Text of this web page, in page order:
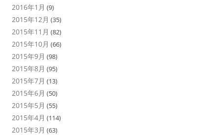
2016年1月 (9)
2015年12月 (35)
2015年11月 (82)
2015年10月 (66)
2015年9月 (98)
2015年8月 (95)
2015年7月 (13)
2015年6月 (50)
2015年5月 (55)
2015年4月 (114)
2015年3月 (63)